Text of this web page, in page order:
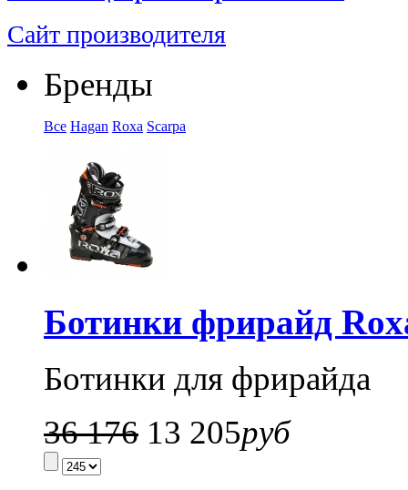
Сайт производителя
Бренды
Все Hagan Roxa Scarpa
Ботинки фрирайд
Ботинки для фрирайда
36 176 13 205руб